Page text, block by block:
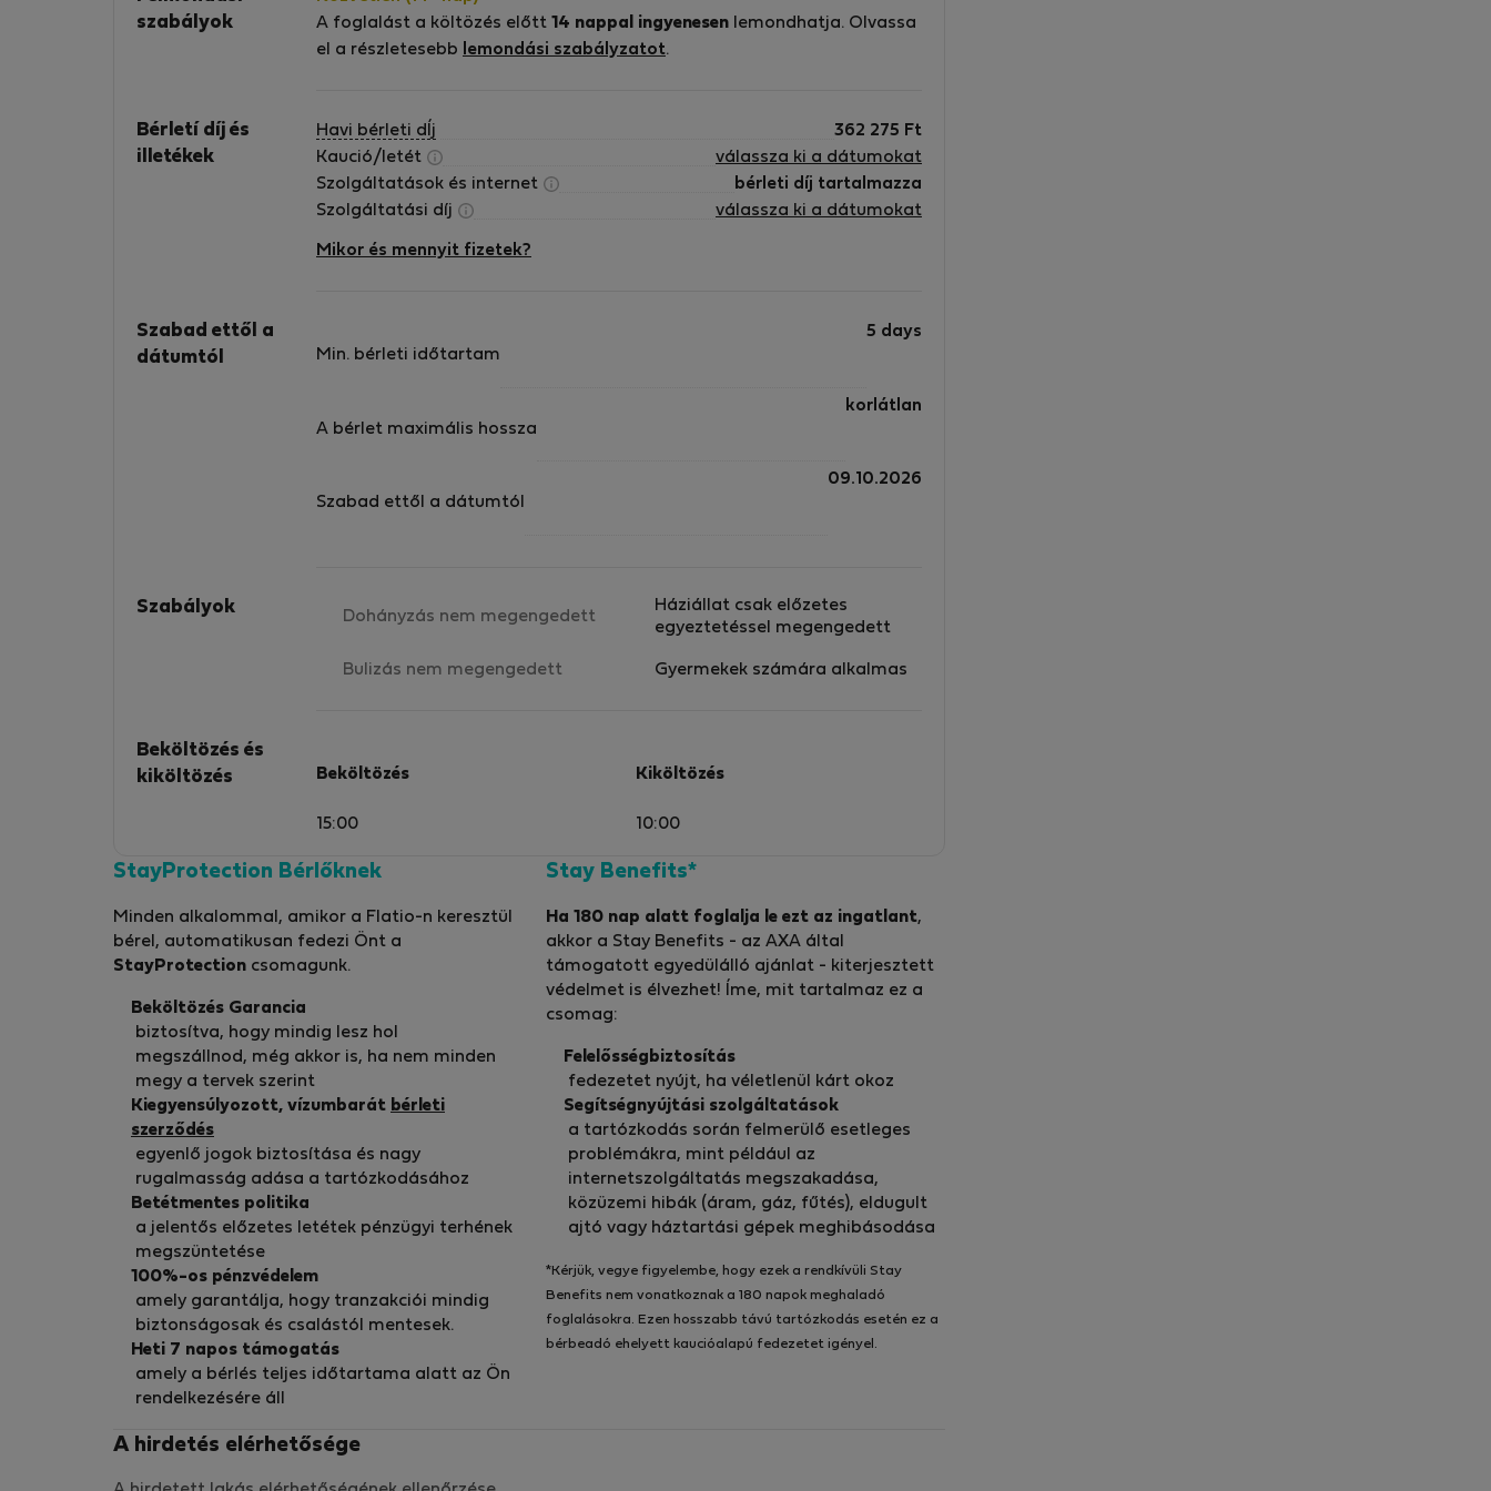
szabályok
A foglalást a költözés előtt 14 nappal ingyenesen lemondhatja. Olvassa
el a részletesebb
lemondási szabályzatot.
Bérletí díj és
illetékek
Havi bérleti dÍj 362 275 Ft
Kaució/letét
válassza ki a dátumokat
Szolgáltatások és internet
bérleti díj tartalmazza
Szolgáltatási díj
válassza ki a dátumokat
Mikor és mennyit fizetek?
Szabad ettől a
dátumtól
Min. bérleti időtartam
5 days
A bérlet maximális hossza
korlátlan
Szabad ettől a dátumtól
09.10.2026
Szabályok Dohányzás nem megengedett
Háziállat csak előzetes
egyeztetéssel megengedett
Bulizás nem megengedett Gyermekek számára alkalmas
Beköltözés és
kiköltözés
Beköltözés
15:00
Kiköltözés
10:00
StayProtection Bérlőknek
Minden alkalommal, amikor a Flatio-n keresztül
bérel, automatikusan fedezi Önt a
StayProtection csomagunk.
Beköltözés Garancia
biztosítva, hogy mindig lesz hol
megszállnod, még akkor is, ha nem minden
megy a tervek szerint
Kiegyensúlyozott, vízumbarát bérleti
szerződés
egyenlő jogok biztosítása és nagy
rugalmasság adása a tartózkodásához
Betétmentes politika
a jelentős előzetes letétek pénzügyi terhének
megszüntetése
100%-os pénzvédelem
amely garantálja, hogy tranzakciói mindig
biztonságosak és csalástól mentesek.
Heti 7 napos támogatás
amely a bérlés teljes időtartama alatt az Ön
rendelkezésére áll
Stay Benefits*
Ha 180 nap alatt foglalja le ezt az ingatlant,
akkor a Stay Benefits - az AXA által
támogatott egyedülálló ajánlat - kiterjesztett
védelmet is élvezhet! Íme, mit tartalmaz ez a
csomag:
Felelősségbiztosítás
fedezetet nyújt, ha véletlenül kárt okoz
Segítségnyújtási szolgáltatások
a tartózkodás során felmerülő esetleges
problémákra, mint például az
internetszolgáltatás megszakadása,
közüzemi hibák (áram, gáz, fűtés), eldugult
ajtó vagy háztartási gépek meghibásodása
*Kérjük, vegye figyelembe, hogy ezek a rendkívüli Stay
Benefits nem vonatkoznak a 180 napok meghaladó
foglalásokra. Ezen hosszabb távú tartózkodás esetén ez a
bérbeadó ehelyett kaucióalapú fedezetet igényel.
A hirdetés elérhetősége